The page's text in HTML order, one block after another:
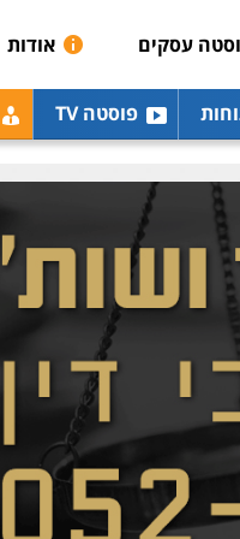
עסקים אודות
פוסטה TV
מחיקת
ודחיקת
דין
אחסון
תמיכה
לעורכי דין
מאיה
טיפול